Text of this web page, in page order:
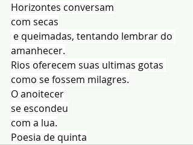
Horizontes conversam
com secas
e queimadas, tentando lembrar do
amanhecer.
Rios oferecem suas ultimas gotas
como se fossem milagres.
O anoitecer
se escondeu
com a lua.
Poesia de quinta